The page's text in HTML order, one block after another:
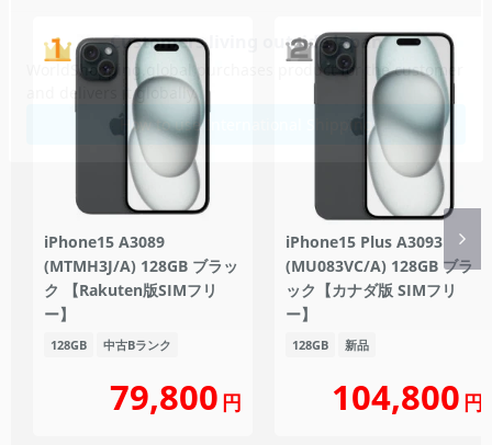
iPhone15 A3089
(MTMH3J/A) 128GB ブラッ
ク 【Rakuten版SIMフリ
ー】
128GB 中古Bランク
79,800円
iPhone15 Plus A3093
(MU083VC/A) 128GB ブラ
ック【カナダ版 SIMフリ
ー】
128GB 新品
104,800円